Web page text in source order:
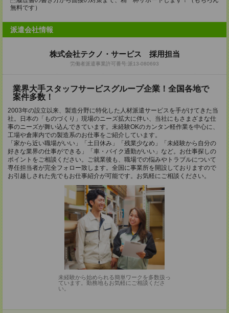
無料です）
派遣会社情報
株式会社テクノ・サービス 採用担当
労働者派遣事業許可番号:派13-080693
業界大手スタッフサービスグループ企業！全国各地で
案件多数！
2003年の設立以来、製造分野に特化した人材派遣サービスを手がけてきた当
社。日本の「ものづくり」現場のニーズ拡大に伴い、当社にもさまざまな仕
事のニーズが舞い込んできています。未経験OKのカンタン軽作業を中心に、
工場や倉庫内での製造系のお仕事をご紹介しています。
「家から近い職場がいい」「土日休み」「残業少なめ」「未経験から自分の
好きな業界の仕事ができる」「車・バイク通勤がいい」など。お仕事探しの
ポイントをご相談ください。ご就業後も、職場での悩みやトラブルについて
専任担当者が完全フォロー致します。全国に事業所を開設しておりますので
お引越しされた先でもお仕事紹介が可能です。お気軽にご相談ください。
未経験から始められる簡単ワークを多数扱っ
ています。勤務地もお気軽にご相談くださ
い。